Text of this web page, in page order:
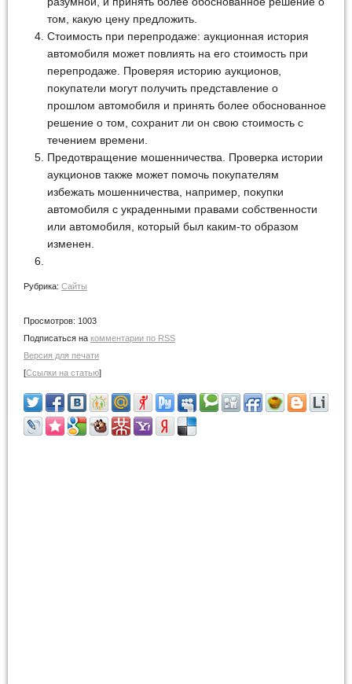
том, какую цену предложить.
Стоимость при перепродаже: аукционная история
автомобиля может повлиять на его стоимость при
перепродаже. Проверяя историю аукционов,
покупатели могут получить представление о
прошлом автомобиля и принять более обоснованное
решение о том, сохранит ли он свою стоимость с
течением времени.
Предотвращение мошенничества. Проверка истории
аукционов также может помочь покупателям
избежать мошенничества, например, покупки
автомобиля с украденными правами собственности
или автомобиля, который был каким-то образом
изменен.
Рубрика: Сайты
Просмотров: 1003
Подписаться на комментарии по RSS
Версия для печати
[Ссылки на статью]